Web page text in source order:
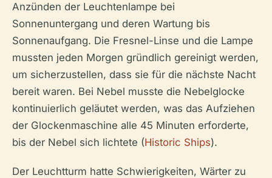
Anzünden der Leuchtenlampe bei
Sonnenuntergang und deren Wartung bis
Sonnenaufgang. Die Fresnel-Linse und die Lampe
mussten jeden Morgen gründlich gereinigt werden,
um sicherzustellen, dass sie für die nächste Nacht
bereit waren. Bei Nebel musste die Nebelglocke
kontinuierlich geläutet werden, was das Aufziehen
der Glockenmaschine alle 45 Minuten erforderte,
bis der Nebel sich lichtete (Historic Ships).
Der Leuchtturm hatte Schwierigkeiten, Wärter zu